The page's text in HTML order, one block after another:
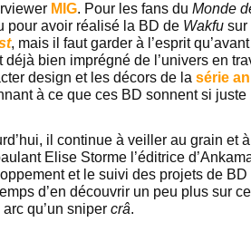
MIG. Pour les fans du Monde
pour avoir réalisé la BD de Wakfu sur
, mais il faut garder à l’esprit
déjà bien imprégné de l’univers en
design et les décors de la série
à ce que ces BD sonnent si
il continue à veiller au grain et
Elise Storme l’éditrice
et le suivi des projets de
d’en découvrir un peu plus sur
qu’un sniper crâ.